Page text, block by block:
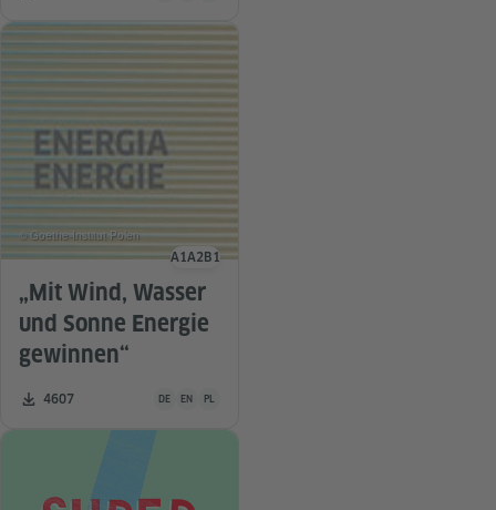
„Mit Wind, Wasser
und Sonne Energie
gewinnen“
Zahl der Downloads:
4607 Unterrichtsmaterial ist in folgenden Sprachen verfügbar
DE EN PL
© Goethe-Institut Polen
Sprachniveau
A1A2 B1